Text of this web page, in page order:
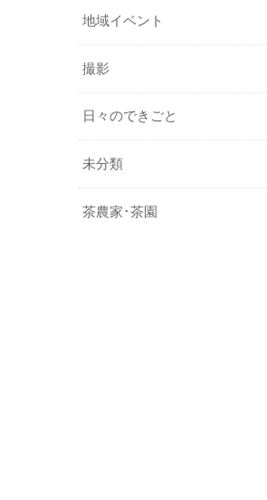
地域イベント
撮影
日々のできごと
未分類
茶農家･茶園